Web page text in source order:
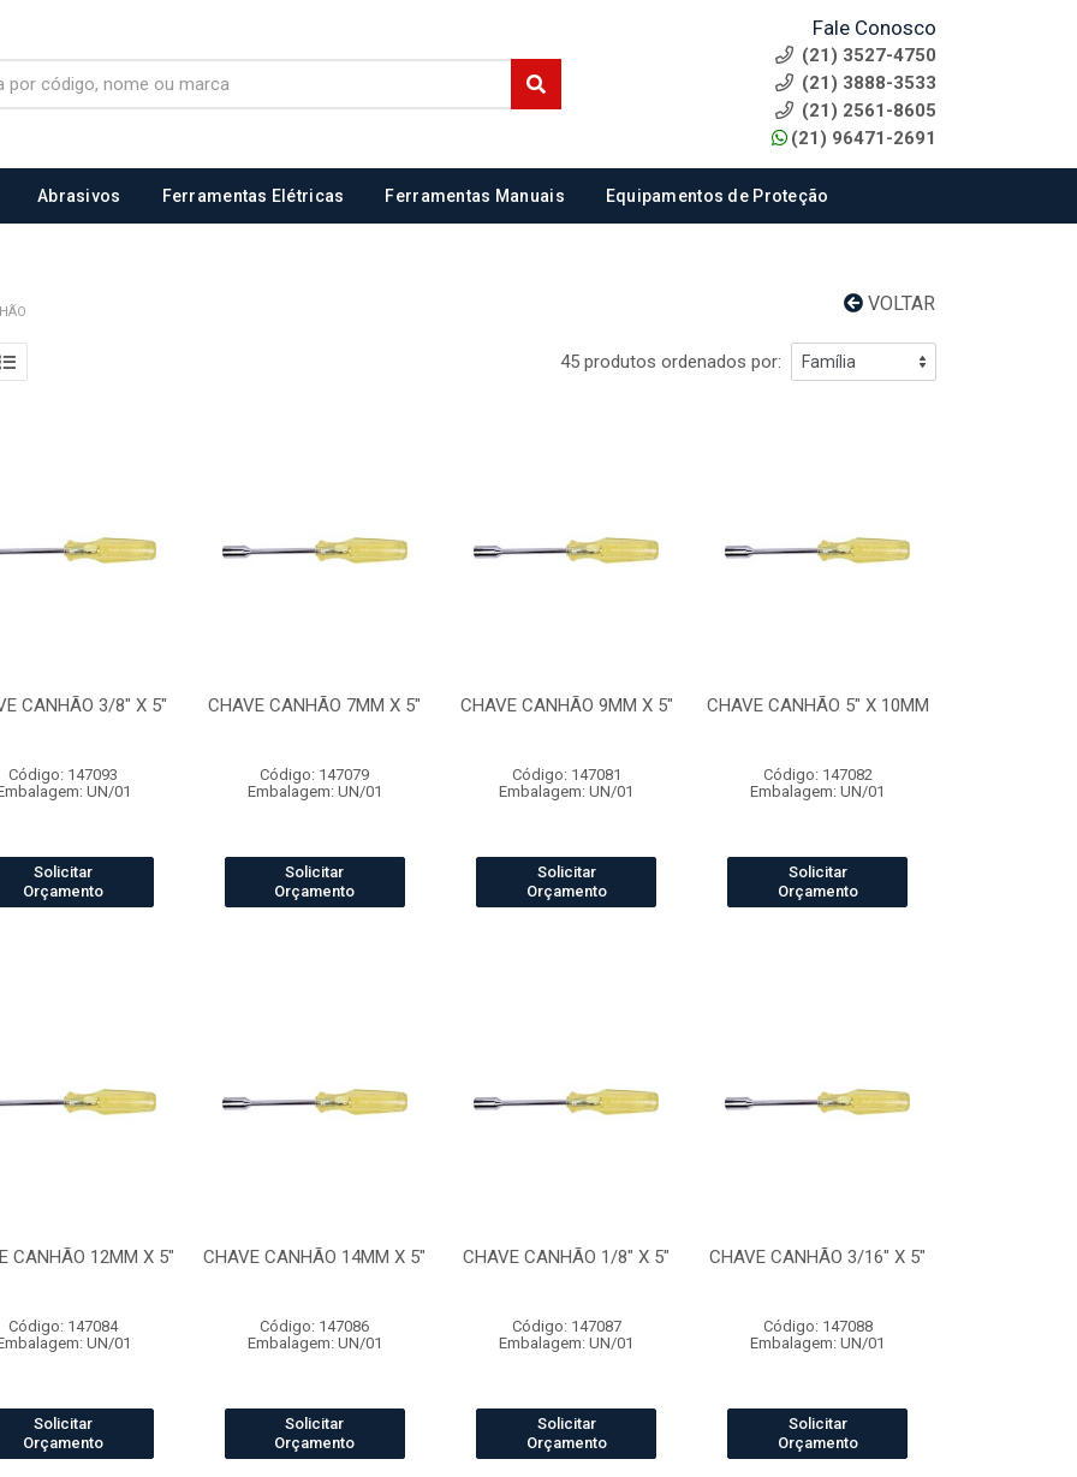
Fale Conosco
(21) 3527-4750
(21) 3888-3533
(21) 2561-8605
(21) 96471-2691
Abrasivos Ferramentas Elétricas Ferramentas Manuais Equipamentos de Proteção
VOLTAR
45 produtos ordenados por:
CANHÃO 3/8" X 5"
Código: 147093
UN/01
Solicitar
Orçamento
CHAVE CANHÃO 7MM X 5"
Código: 147079
Embalagem: UN/01
Solicitar
Orçamento
CHAVE CANHÃO 9MM X 5"
Código: 147081
Embalagem: UN/01
Solicitar
Orçamento
CHAVE CANHÃO 5" X 10MM
Código: 147082
Embalagem: UN/01
Solicitar
Orçamento
CANHÃO 12MM X 5"
Código: 147084
UN/01
Solicitar
Orçamento
CHAVE CANHÃO 14MM X 5"
Código: 147086
Embalagem: UN/01
Solicitar
Orçamento
CHAVE CANHÃO 1/8" X 5"
Código: 147087
Embalagem: UN/01
Solicitar
Orçamento
CHAVE CANHÃO 3/16" X 5"
Código: 147088
Embalagem: UN/01
Solicitar
Orçamento